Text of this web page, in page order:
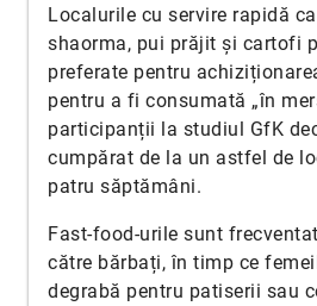
Localurile cu servire rapidă
shaorma, pui prăjit și cartofi
preferate pentru
pentru a fi consumată „în
participanții la studiul GfK
cumpărat de la un astfel de
patru săptămâni.
Fast-food-urile sunt
către bărbați, în timp ce
degrabă pentru patiserii sau